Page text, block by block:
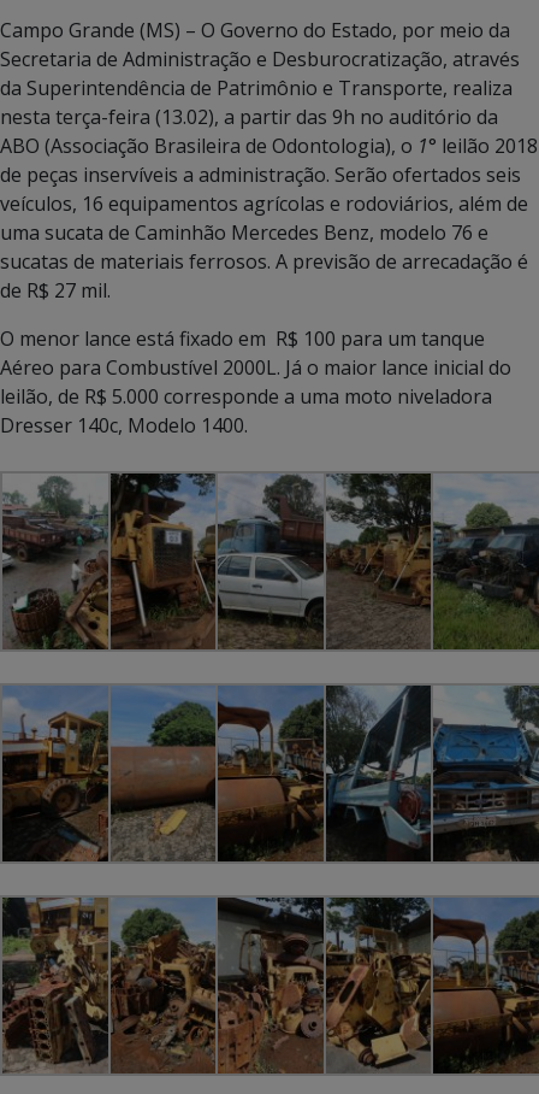
Campo Grande (MS) – O Governo do Estado, por meio da
Secretaria de Administração e Desburocratização, através
da Superintendência de Patrimônio e Transporte, realiza
nesta terça-feira (13.02), a partir das 9h no auditório da
ABO (Associação Brasileira de Odontologia), o 1° leilão 2018
de peças inservíveis a administração. Serão ofertados seis
veículos, 16 equipamentos agrícolas e rodoviários, além de
uma sucata de Caminhão Mercedes Benz, modelo 76 e
sucatas de materiais ferrosos. A previsão de arrecadação é
de R$ 27 mil.
O menor lance está fixado em R$ 100 para um tanque
Aéreo para Combustível 2000L. Já o maior lance inicial do
leilão, de R$ 5.000 corresponde a uma moto niveladora
Dresser 140c, Modelo 1400.